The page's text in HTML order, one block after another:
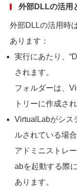
外部DLLの活用
外部DLLの活用時
あります：
実行にあたり、
されます。
フォルダーは、
トリーに作成され
VirtualLabがシス
ルされている場合
アドミニストレ
abを起動する際
あります。